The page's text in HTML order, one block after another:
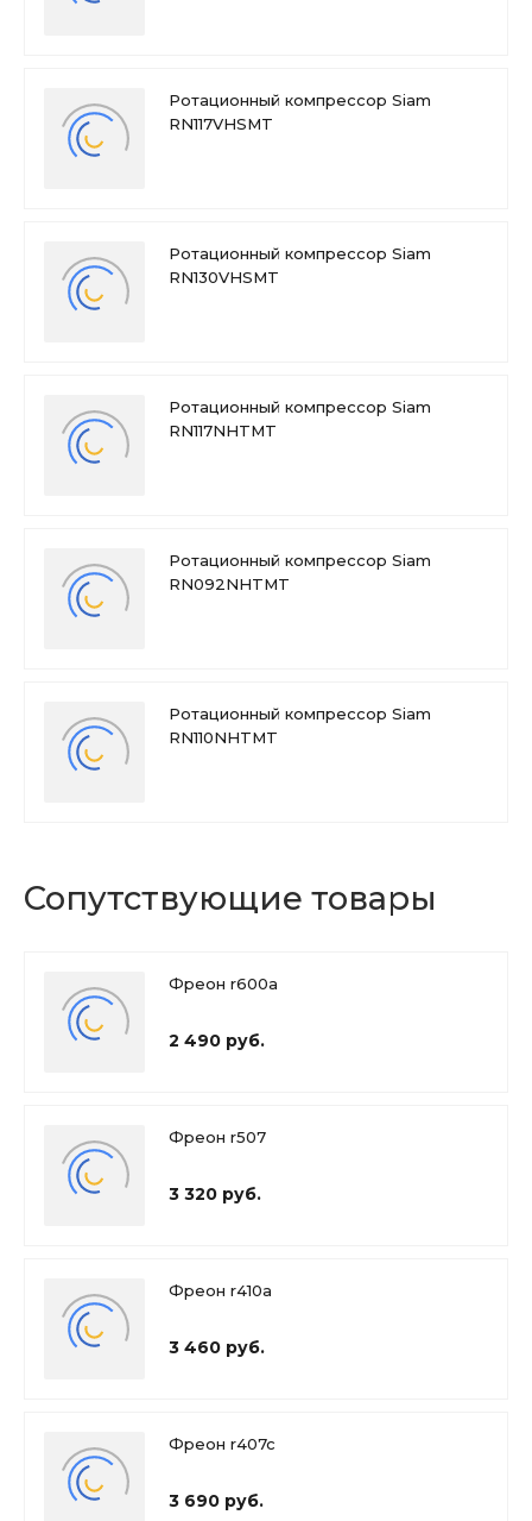
Ротационный компрессор Siam
RN117VHSMT
Ротационный компрессор Siam
RN130VHSMT
Ротационный компрессор Siam
RN117NHTMT
Ротационный компрессор Siam
RN092NHTMT
Ротационный компрессор Siam
RN110NHTMT
Сопутствующие товары
Фреон r600a
2 490 руб.
Фреон r507
3 320 руб.
Фреон r410a
3 460 руб.
Фреон r407c
3 690 руб.